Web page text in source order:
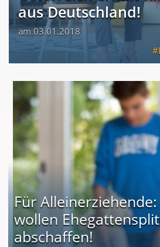
aus Deutschland!
am 03.01.2018
Für
wollen
abschaffen!